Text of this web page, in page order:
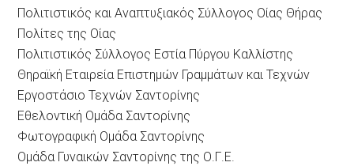
Πολιτιστικός και Αναπτυξιακός Σύλλογος Οίας Θήρας
Πολίτες της Οίας
Πολιτιστικός Σύλλογος Εστία Πύργου Καλλίστης
Θηραϊκή Εταιρεία Επιστημών Γραμμάτων και Τεχνών
Εργοστάσιο Τεχνών Σαντορίνης
Εθελοντική Ομάδα Σαντορίνης
Φωτογραφική Ομάδα Σαντορίνης
Ομάδα Γυναικών Σαντορίνης της Ο.Γ.Ε.